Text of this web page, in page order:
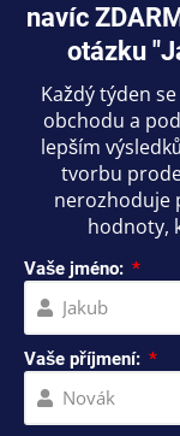
navíc
otázku
Každý týden
obchodu a
lepším
tvorbu
nerozhoduje
hodnoty,
Vaše jméno:
Vaše příjmení: